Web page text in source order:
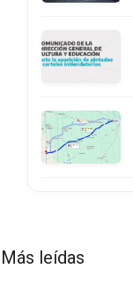
Más leídas